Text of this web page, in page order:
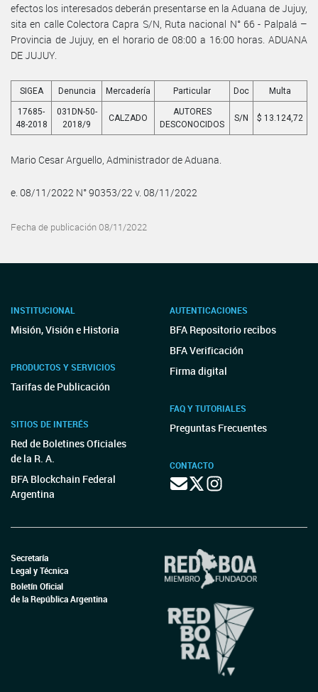
efectos los interesados deberán presentarse en la Aduana de Jujuy,
sita en calle Colectora Capra S/N, Ruta nacional N° 66 - Palpalá –
Provincia de Jujuy, en el horario de 08:00 a 16:00 horas. ADUANA
DE JUJUY.
SIGEA Denuncia Mercadería Particular Doc Multa
17685-
48-2018
031DN-50-
2018/9
CALZADO
AUTORES
DESCONOCIDOS
S/N $ 13.124,72
Mario Cesar Arguello, Administrador de Aduana.
e. 08/11/2022 N° 90353/22 v. 08/11/2022
Fecha de publicación 08/11/2022
INSTITUCIONAL
Misión, Visión e Historia
PRODUCTOS Y SERVICIOS
Tarifas de Publicación
SITIOS DE INTERÉS
Red de Boletines Oficiales
de la R. A.
BFA Blockchain Federal
Argentina
AUTENTICACIONES
BFA Repositorio recibos
BFA Verificación
Firma digital
FAQ Y TUTORIALES
Preguntas Frecuentes
CONTACTO
Secretaría
Legal y Técnica
Boletín Oficial
de la República Argentina